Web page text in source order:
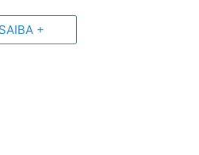
SAIBA +